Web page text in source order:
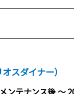
スダイナー）
ンテナンス後 ～